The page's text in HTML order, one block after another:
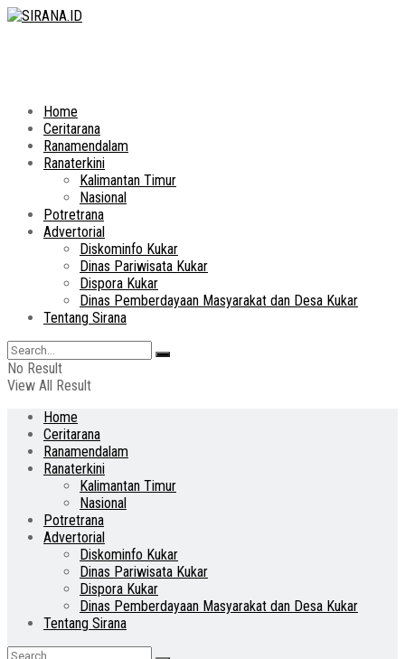
Home
Ceritarana
Ranamendalam
Ranaterkini
Kalimantan Timur
Nasional
Potretrana
Advertorial
Diskominfo Kukar
Dinas Pariwisata Kukar
Dispora Kukar
Dinas Pemberdayaan Masyarakat dan Desa Kukar
Tentang Sirana
No Result
View All Result
Home
Ceritarana
Ranamendalam
Ranaterkini
Kalimantan Timur
Nasional
Potretrana
Advertorial
Diskominfo Kukar
Dinas Pariwisata Kukar
Dispora Kukar
Dinas Pemberdayaan Masyarakat dan Desa Kukar
Tentang Sirana